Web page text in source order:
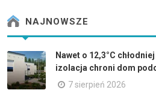
NAJNOWSZE
Nawet o 12,3°C
izolacja chroni dom
7 sierpień 2026